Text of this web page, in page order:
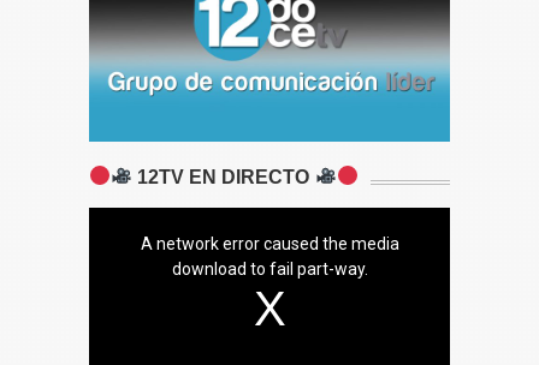
12TV EN DIRECTO
A network error caused the media
download to fail part-way.